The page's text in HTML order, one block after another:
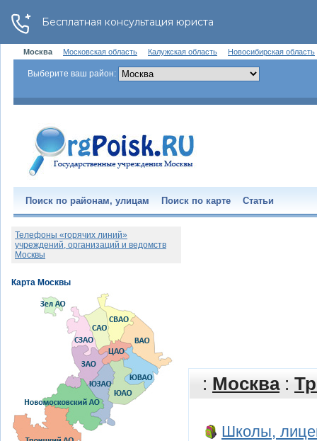
Москва Московская область Калужская область Новосибирская область
Выберите ваш район:
Поиск по районам, улицам Поиск по карте Статьи
: Москва:
Школы,
Телефоны «горячих линий»
учреждений, организаций и ведомств
Москвы